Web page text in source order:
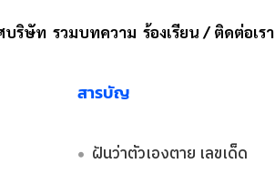
บริษัท รวมบทความ ร้องเรียน / ติดต่อเรา
สารบัญ
ฝันว่าตัวเองตาย เลขเด็ด